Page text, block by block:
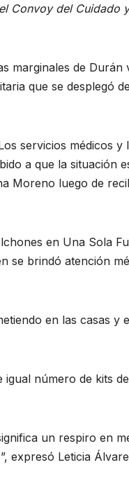
Convoy del Cuidado
marginales de
que se desplegó
servicios médicos y
a que la situación
Moreno luego de
en Una Sola
se brindó atención
en las casas y
número de kits
un respiro en
expresó Leticia